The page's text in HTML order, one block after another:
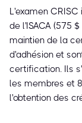
L'examen
de l'ISACA (575
maintien de la
d'adhésion et
certification. Ils
les membres et
l'obtention des